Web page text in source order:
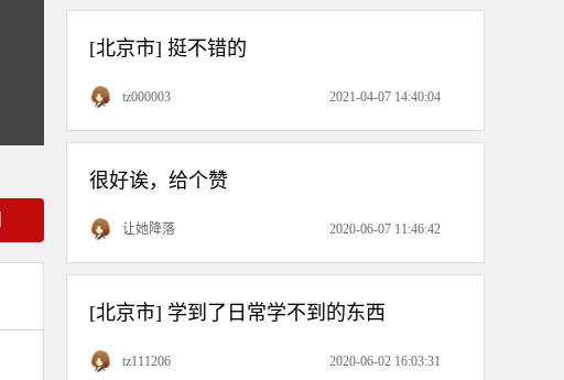
首的讲解（三）》
硬笔书法讲座第三讲《59个偏旁部
[北京市] 挺不错的
tz000003 2021-04-07 14:40:04
很好诶，给个赞
让她降落 2020-06-07 11:46:42
[北京市] 学到了日常学不到的东西
tz111206 2020-06-02 16:03:31